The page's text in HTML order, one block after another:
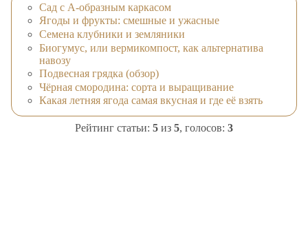
Сад с А-образным каркасом
Ягоды и фрукты: смешные и ужасные
Семена клубники и земляники
Биогумус, или вермикомпост, как альтернатива
навозу
Подвесная грядка (обзор)
Чёрная смородина: сорта и выращивание
Какая летняя ягода самая вкусная и где её взять
Рейтинг статьи: 5 из 5, голосов: 3